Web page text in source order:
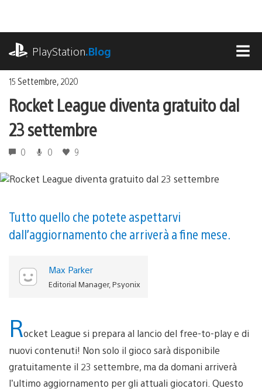
contenuto
PlayStation.Blog
15 Settembre, 2020
Rocket League diventa gratuito dal
23 settembre
0 0 9
Tutto quello che potete aspettarvi
dall’aggiornamento che arriverà a fine mese.
Max Parker
Editorial Manager, Psyonix
Rocket League si prepara al lancio del free-to-play e di
nuovi contenuti! Non solo il gioco sarà disponibile
gratuitamente il 23 settembre, ma da domani arriverà
l’ultimo aggiornamento per gli attuali giocatori. Questo